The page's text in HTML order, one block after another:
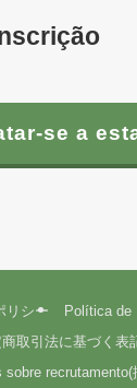
se a
リシー
Política de
取引法に基づく表
sobre recrutamento(